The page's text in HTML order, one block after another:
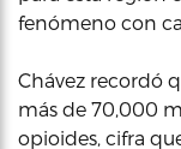
fenómeno con
Chávez recordó
más de 70,000
opioides, cifra